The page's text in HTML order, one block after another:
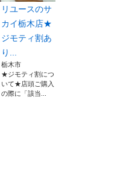
リユースのサ
カイ栃木店★
ジモティ割あ
り...
栃木市
★ジモティ割につ
いて★店頭ご購入
の際に「該当...